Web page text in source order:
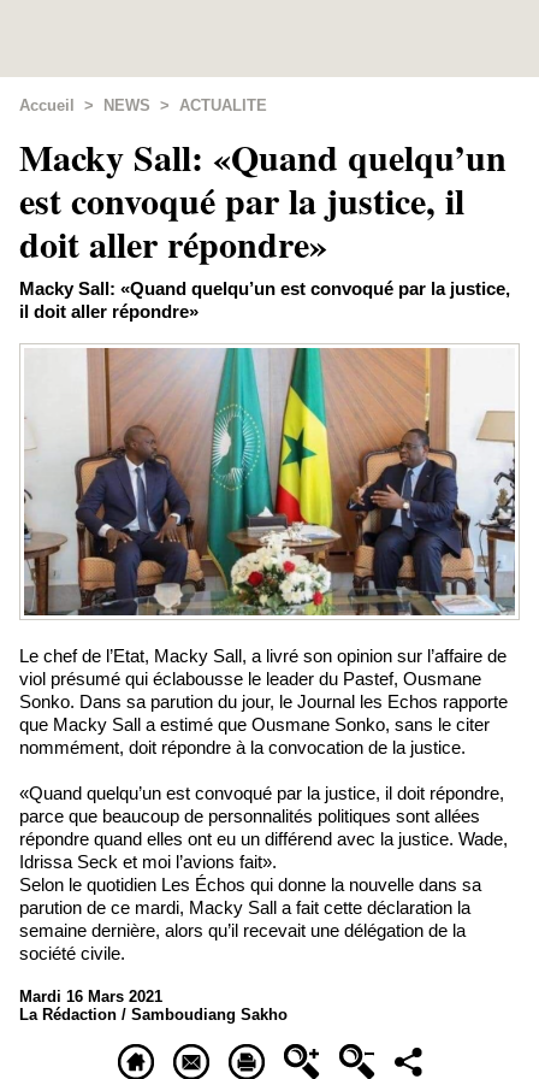
Accueil > NEWS > ACTUALITE
Macky Sall: «Quand quelqu’un
est convoqué par la justice, il
doit aller répondre»
Macky Sall: «Quand quelqu’un est convoqué par la justice,
il doit aller répondre»
Le chef de l’Etat, Macky Sall, a livré son opinion sur l’affaire de
viol présumé qui éclabousse le leader du Pastef, Ousmane
Sonko. Dans sa parution du jour, le Journal les Echos rapporte
que Macky Sall a estimé que Ousmane Sonko, sans le citer
nommément, doit répondre à la convocation de la justice.
«Quand quelqu’un est convoqué par la justice, il doit répondre,
parce que beaucoup de personnalités politiques sont allées
répondre quand elles ont eu un différend avec la justice. Wade,
Idrissa Seck et moi l’avions fait».
Selon le quotidien Les Échos qui donne la nouvelle dans sa
parution de ce mardi, Macky Sall a fait cette déclaration la
semaine dernière, alors qu’il recevait une délégation de la
société civile.
Mardi 16 Mars 2021
La Rédaction / Samboudiang Sakho